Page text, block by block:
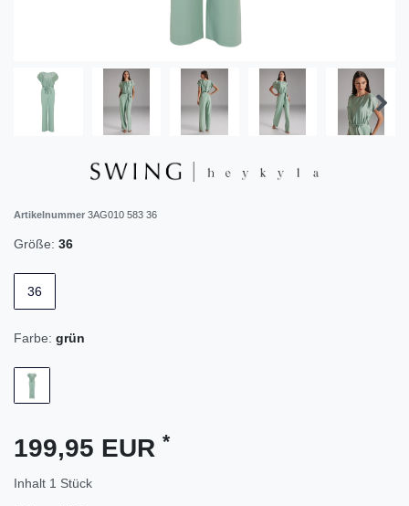
Artikelnummer 3AG010 583 36
Größe: 36
36
Farbe: grün
199,95 EUR *
Inhalt 1 Stück